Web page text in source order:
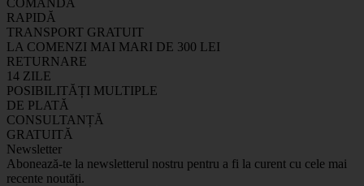
RAPIDĂ
TRANSPORT GRATUIT
LA COMENZI MAI MARI DE 300 LEI
RETURNARE
14 ZILE
POSIBILITĂȚI MULTIPLE
DE PLATĂ
CONSULTANȚĂ
GRATUITĂ
Newsletter
Abonează-te la newsletterul nostru pentru a fi la curent cu cele mai
recente noutăți.